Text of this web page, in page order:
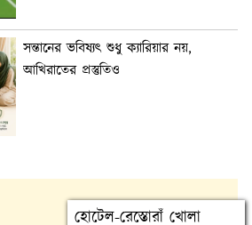
সন্তানের ভবিষ্যৎ শুধু ক্যারিয়ার নয়,
আখিরাতের প্রস্তুতিও
হোটেল-রেস্তোরাঁ খোলা